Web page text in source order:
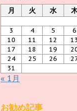
イ
ブ
月
火 水
3
4 5 6
10
11 12 13
17
18 19
24
25 26
31
« 1月
お勧め記事